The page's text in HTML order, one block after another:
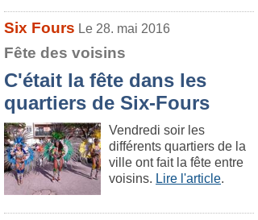
Six Fours Le 28. mai 2016
Fête des voisins
C'était la fête dans les
quartiers de Six-Fours
Vendredi soir les
différents quartiers de la
ville ont fait la fête entre
voisins. Lire l'article.